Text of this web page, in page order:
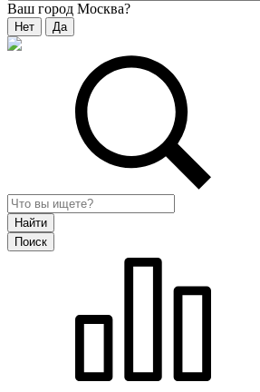
Ваш город Москва?
Нет Да